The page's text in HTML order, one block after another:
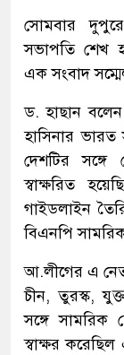
সোমবার
সভাপতি শেখ
এক সংবাদ
ড. হাছান
হাসিনার ভারত
দেশটির
স্বাক্ষরিত
গাইডলাইন
বিএনপি
আ.লীগের এ
চীন, তুরস্ক,
সঙ্গে সামরিক
স্বাক্ষর করেছিল